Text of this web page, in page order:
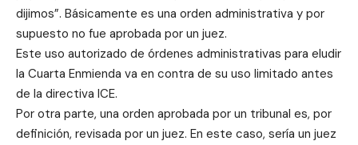
dijimos”. Básicamente es una orden administrativa y por
supuesto no fue aprobada por un juez.
Este uso autorizado de órdenes administrativas para eludir
la Cuarta Enmienda va en contra de su uso limitado antes
de la directiva ICE.
Por otra parte, una orden aprobada por un tribunal es, por
definición, revisada por un juez. En este caso, sería un juez